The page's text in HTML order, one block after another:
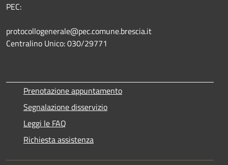
PEC:
protocollogenerale@pec.comune.brescia.it
Centralino Unico: 030/29771
Prenotazione appuntamento
Segnalazione disservizio
Leggi le FAQ
Richiesta assistenza